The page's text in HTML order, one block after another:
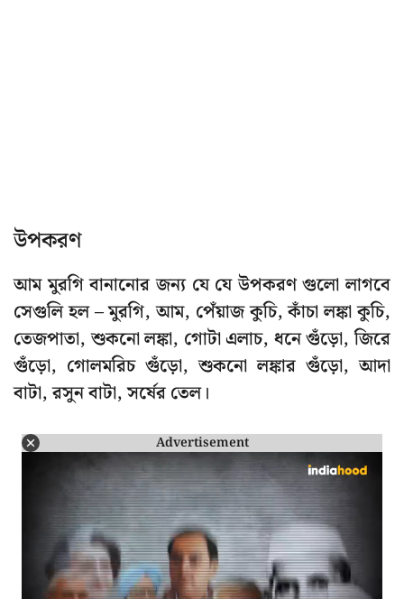
উপকরণ
আম মুরগি বানানোর জন্য যে যে উপকরণ গুলো লাগবে
সেগুলি হল – মুরগি, আম, পেঁয়াজ কুচি, কাঁচা লঙ্কা কুচি,
তেজপাতা, শুকনো লঙ্কা, গোটা এলাচ, ধনে গুঁড়ো, জিরে
গুঁড়ো, গোলমরিচ গুঁড়ো, শুকনো লঙ্কার গুঁড়ো, আদা
বাটা, রসুন বাটা, সর্ষের তেল।
Advertisement